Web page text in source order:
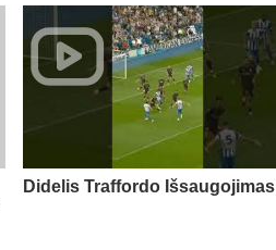
Didelis Traffordo Išsaugojimas